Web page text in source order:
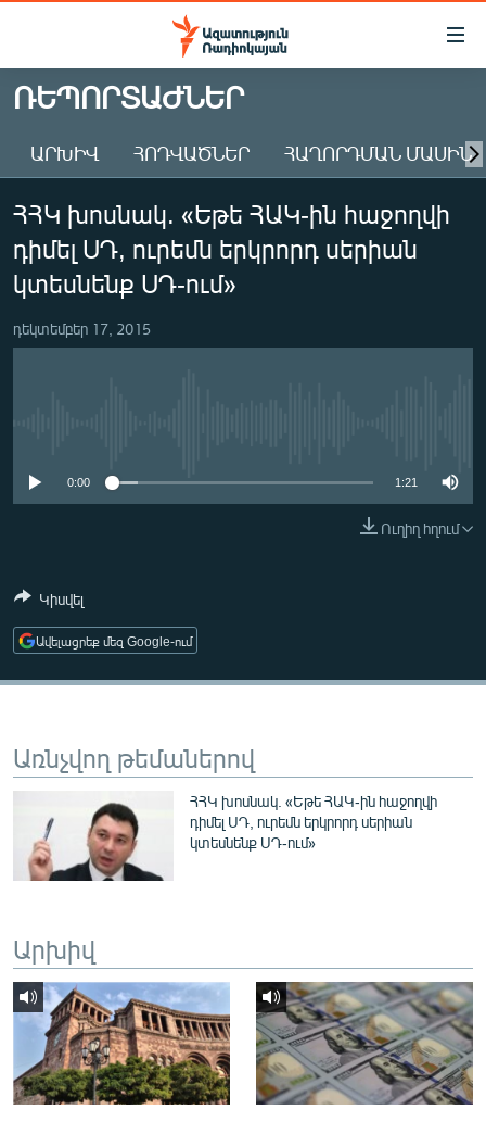
Մատչելիության
Անցնել
հիմնական
Անցնել
հիմնական
մենյուին
Որոնում
ԱԶԱՏՈՒԹՅՈՒՆ TV
ՀԱՅԱՍՏԱՆ
ԸՆՏՐՈՒԹՅՈՒՆՆԵՐ 2026
ԻՐԱՎՈՒՆՔ
ՏՆՏԵՍՈՒԹՅՈՒՆ
ՄԻՋԱԶԳԱՅԻՆ
ՄԵԿՆԱԲԱՆՈՒԹՅՈՒՆ
ՏՏ ԵՒ ԻՆՏԵՐՆԵՏ
ՏԵՍԱՆՅՈՒԹԵՐ
ԲԱՆԱՎԵՃ
ՁԳՏԵԼՈՎ ԼԱՎԱԳՈՒՅՆԻՆ
Հայերեն
English
Русский
ՀԵՏԵՎԵՔ ՄԵԶ
ՌԵՊՈՐՏԱԺՆԵՐ
ԱՐԽԻՎ ՀՈԴՎԱԾՆԵՐ ՀԱՂՈՐԴՄԱՆ ՄԱՍԻՆ
ՀՀԿ խոսնակ. «Եթե ՀԱԿ-ին հաջողվի
դիմել ՍԴ, ուրեմն երկրորդ սերիան
կտեսնենք ՍԴ-ում»
դեկտեմբեր 17, 2015
0:00 1:21
Ուղիղ հղում
Կիսվել
Ավելացրեք մեզ Google-ում
Առնչվող թեմաներով
ՀՀԿ խոսնակ. «Եթե ՀԱԿ-ին հաջողվի
դիմել ՍԴ, ուրեմն երկրորդ սերիան
կտեսնենք ՍԴ-ում»
Արխիվ